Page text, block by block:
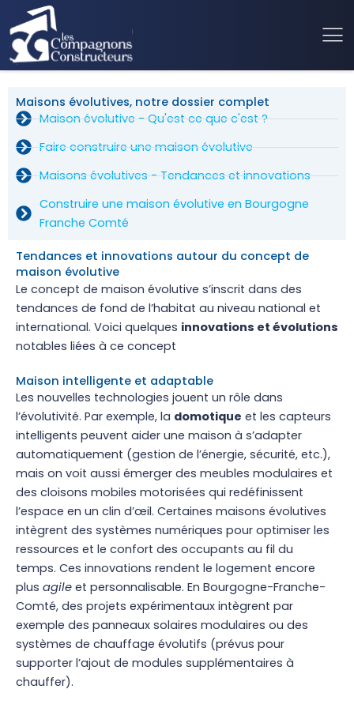
Maisons évolutives, notre dossier complet
Maison évolutive - Qu'est ce que c'est ?
Faire construire une maison évolutive
Maisons évolutives - Tendances et innovations
Construire une maison évolutive en Bourgogne
Franche Comté
Tendances et innovations autour du concept de
maison évolutive
Le concept de maison évolutive s’inscrit dans des
tendances de fond de l’habitat au niveau national et
international. Voici quelques innovations et évolutions
notables liées à ce concept
Maison intelligente et adaptable
Les nouvelles technologies jouent un rôle dans
l’évolutivité. Par exemple, la domotique et les capteurs
intelligents peuvent aider une maison à s’adapter
automatiquement (gestion de l’énergie, sécurité, etc.),
mais on voit aussi émerger des meubles modulaires et
des cloisons mobiles motorisées qui redéfinissent
l’espace en un clin d’œil. Certaines maisons évolutives
intègrent des systèmes numériques pour optimiser les
ressources et le confort des occupants au fil du
temps. Ces innovations rendent le logement encore
plus agile et personnalisable. En Bourgogne-Franche-
Comté, des projets expérimentaux intègrent par
exemple des panneaux solaires modulaires ou des
systèmes de chauffage évolutifs (prévus pour
supporter l’ajout de modules supplémentaires à
chauffer).